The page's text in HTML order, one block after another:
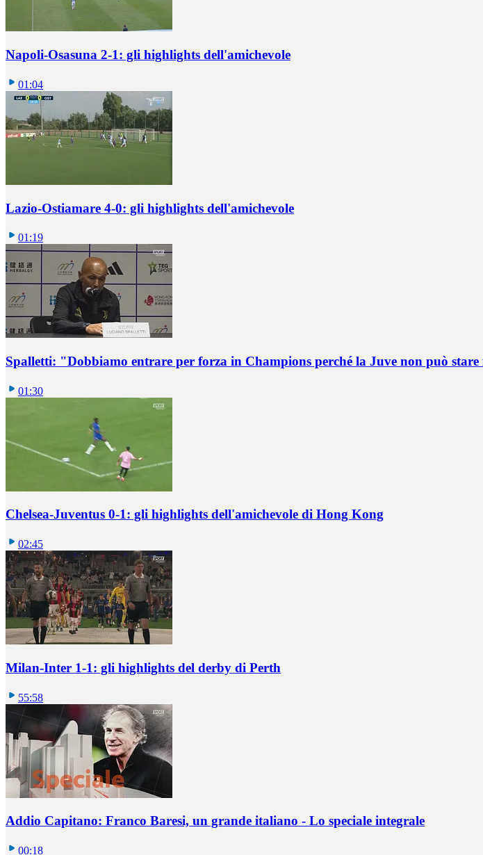
Napoli-Osasuna 2-1: gli highlights dell'amichevole
01:04
Lazio-Ostiamare 4-0: gli highlights dell'amichevole
01:19
Spalletti: "Dobbiamo entrare per forza in Champions perché la Juve non può
01:30
Chelsea-Juventus 0-1: gli highlights dell'amichevole di Hong Kong
02:45
Milan-Inter 1-1: gli highlights del derby di Perth
55:58
Addio Capitano: Franco Baresi, un grande italiano - Lo speciale integrale
00:18